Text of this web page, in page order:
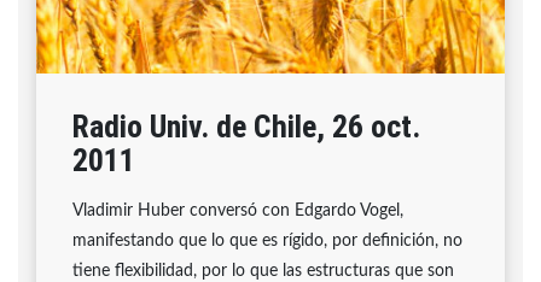
Radio Univ. de Chile, 26 oct.
2011
Vladimir Huber conversó con Edgardo Vogel,
manifestando que lo que es rígido, por definición, no
tiene flexibilidad, por lo que las estructuras que son